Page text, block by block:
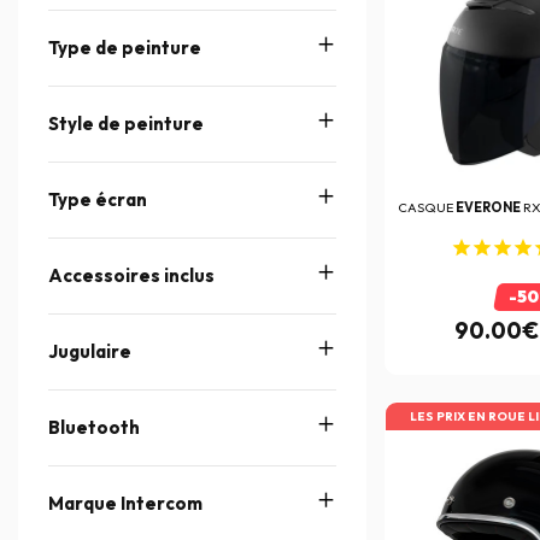
Type de peinture
Style de peinture
Type écran
Accessoires inclus
Jugulaire
Bluetooth
Marque Intercom
CASQUE EVERONE
-
90.00€
LES PRIX EN ROUE